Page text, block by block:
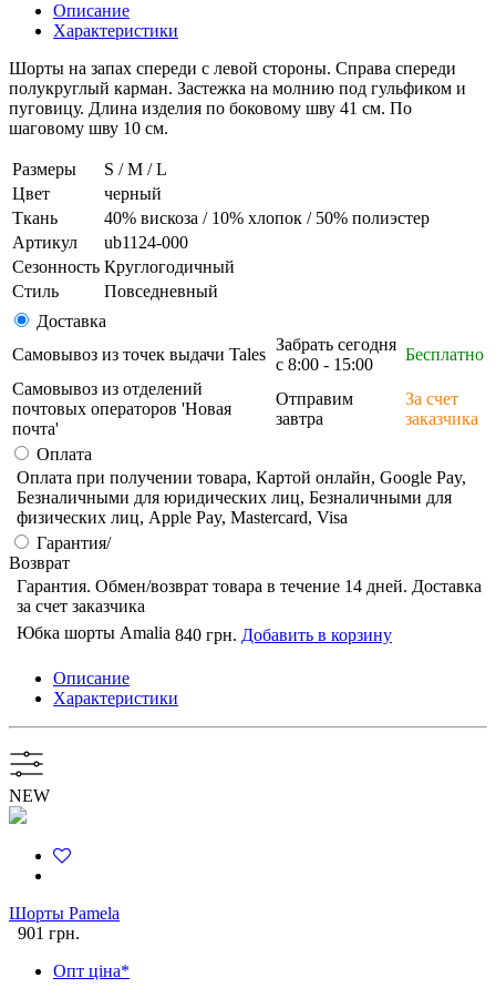
Описание
Характеристики
Шорты на запах спереди с левой стороны. Справа спереди
полукруглый карман. Застежка на молнию под гульфиком и
пуговицу. Длина изделия по боковому шву 41 см. По
шаговому шву 10 см.
Размеры
S / M / L
Цвет
черный
Ткань
40% вискоза / 10% хлопок / 50% полиэстер
Артикул
ub1124-000
Сезонность Круглогодичный
Стиль
Повседневный
Доставка
Самовывоз из точек выдачи Tales
Забрать сегодня
с 8:00 - 15:00
Бесплатно
Самовывоз из отделений
почтовых операторов 'Новая
почта'
Отправим
завтра
За счет
заказчика
Оплата
Оплата при получении товара, Картой онлайн, Google Pay,
Безналичными для юридических лиц, Безналичными для
физических лиц, Apple Pay, Mastercard, Visa
Гарантия/
Возврат
Гарантия. Обмен/возврат товара в течение 14 дней. Доставка
за счет заказчика
Юбка шорты Amalia 840 грн. Добавить в корзину
Описание
Характеристики
NEW
Шорты Pamela
901 грн.
Опт ціна*